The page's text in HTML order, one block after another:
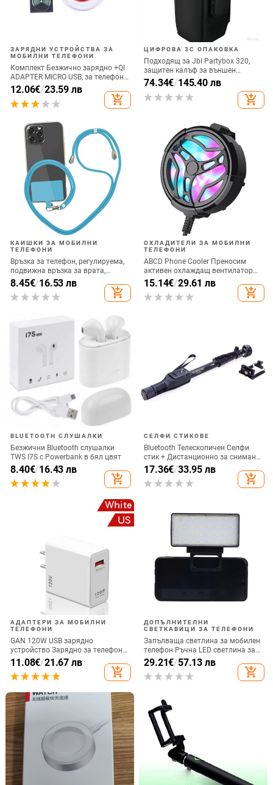
ЗАРЯДНИ УСТРОЙСТВА ЗА
МОБИЛНИ ТЕЛЕФОНИ
Комплект Безжично зарядно +QI
ADAPTER MICRO USB, за телефон
+ Qi Безжичен приемник с micro
USB-черен цвят
12.06€/23.59 лв
add_shopping_cart
ЦИФРОВА 3C ОПАКОВКА
Подходящ за Jbl Partybox 320,
защитен калъф за външен
високоговорител, калъф за
количка Stage 320 Audio,
прахозащитно покритие.
74.34€/145.40 лв
add_shopping_cart
КАИШКИ ЗА МОБИЛНИ
ТЕЛЕФОНИ
Връзка за телефон, регулируема,
подвижна връзка за врата,
каишка за аксесоари за мобилни
телефони, въже за мобилен
телефон, презрамки за врата,
8.45€/16.53 лв
add_shopping_cart
ОХЛАДИТЕЛИ ЗА МОБИЛНИ
ТЕЛЕФОНИ
ABCD Phone Cooler Преносим
активен охлаждащ вентилатор
Радиатор за мобилен телефон за
игра на игри
15.14€/29.61 лв
add_shopping_cart
BLUETOOTH СЛУШАЛКИ
Безжични Bluetooth слушалки
TWS I7S с Powerbank в бял цвят
8.40€/16.43 лв
add_shopping_cart
СЕЛФИ СТИКОВЕ
Bluetooth Телескопичен Селфи
стик + Дистанционно за снимане,
съвместим с Android и IOS - Черен
17.36€/33.95 лв
add_shopping_cart
АДАПТЕРИ ЗА МОБИЛНИ
ТЕЛЕФОНИ
GAN 120W USB зарядно
устройство Зарядно за телефон
QC 5.0 4.0 3.0 Адаптер за бързо
зареждане за iPhone 14 13 12
Samsung Huawei realme usb
11.08€/21.67 лв
add_shopping_cart
ДОПЪЛНИТЕЛНИ
СВЕТКАВИЦИ ЗА ТЕЛЕФОНИ
Запълваща светлина за мобилен
телефон Ръчна LED светлина за
селфи излъчване на живо
Компютърна запълваща
светлина Видеоконференция
29.21€/57.13 лв
add_shopping_cart